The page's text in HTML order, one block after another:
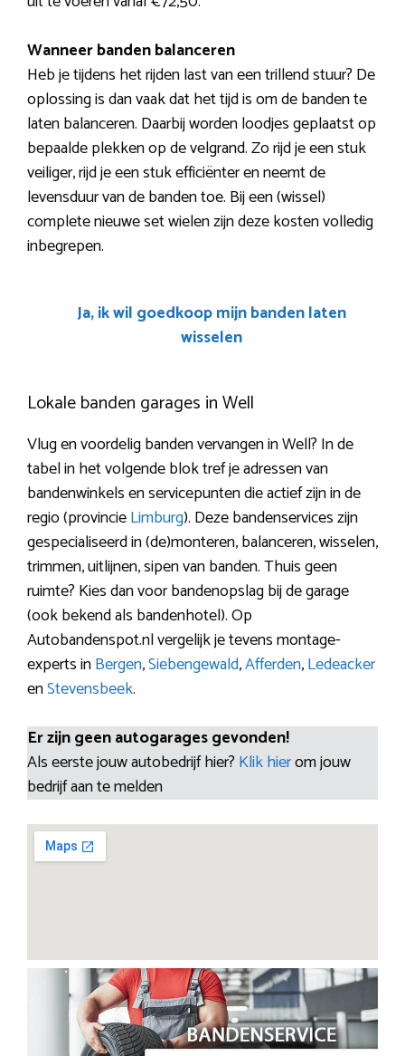
Wanneer banden balanceren
Heb je tijdens het rijden last van een trillend stuur? De
oplossing is dan vaak dat het tijd is om de banden te
laten balanceren. Daarbij worden loodjes geplaatst op
bepaalde plekken op de velgrand. Zo rijd je een stuk
veiliger, rijd je een stuk efficiënter en neemt de
levensduur van de banden toe. Bij een (wissel)
complete nieuwe set wielen zijn deze kosten volledig
inbegrepen.
Ja, ik wil goedkoop mijn banden laten
wisselen
Lokale banden garages in Well
Vlug en voordelig banden vervangen in Well? In de
tabel in het volgende blok tref je adressen van
bandenwinkels en servicepunten die actief zijn in de
regio (provincieLimburg). Deze bandenservices zijn
gespecialiseerd in (de)monteren, balanceren, wisselen,
trimmen, uitlijnen, sipen van banden. Thuis geen
ruimte? Kies dan voor bandenopslag bij de garage
(ook bekend als bandenhotel). Op
Autobandenspot.nl vergelijk je tevens montage-
experts inBergen,Siebengewald,Afferden,Ledeacker
enStevensbeek.
Er zijn geen autogarages gevonden!
Als eerste jouw autobedrijf hier? Klik hierom jouw
bedrijf aan te melden